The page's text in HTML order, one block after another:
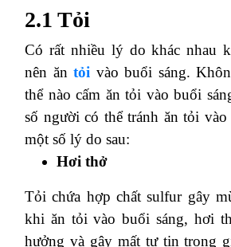
2.1 Tỏi
Có rất nhiều lý do khác nhau
nên ăn tỏi vào buổi sáng.
thể nào cấm ăn tỏi vào buổi
số người có thể tránh ăn tỏi
một số lý do sau:
Hơi thở
Tỏi chứa hợp chất sulfur gây
khi ăn tỏi vào buổi sáng, hơi
hưởng và gây mất tự tin trong